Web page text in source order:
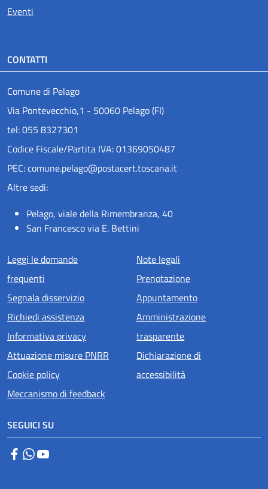
Eventi
CONTATTI
Comune di Pelago
Via Pontevecchio,1 - 50060 Pelago (FI)
tel: 055 8327301
Codice Fiscale/Partita IVA: 01369050487
PEC: comune.pelago@postacert.toscana.it
Altre sedi:
Pelago, viale della Rimembranza, 40
San Francesco via E. Bettini
Menu piè di pagina
Leggi le domande
frequenti
Segnala disservizio
Richiedi assistenza
Informativa privacy
Attuazione misure PNRR
Cookie policy
Meccanismo di feedback
Note legali
Prenotazione
Appuntamento
Amministrazione
trasparente
Dichiarazione di
accessibilità
SEGUICI SU
FacebookWhatsApp